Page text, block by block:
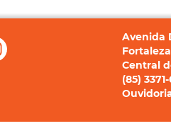
Avenida
Central
(85) 3371-